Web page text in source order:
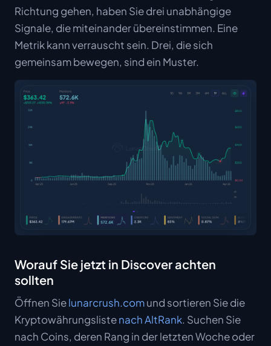
Richtung gehen, haben Sie drei unabhängige
Signale, die miteinander übereinstimmen. Eine
Metrik kann verrauscht sein. Drei, die sich
gemeinsam bewegen, sind ein Muster.
Worauf Sie jetzt in Discover achten
sollten
Öffnen Sielunarcrush.comund sortieren Sie die
Kryptowährungslistenach AltRank. Suchen Sie
nach Coins, deren Rang in der letzten Woche oder